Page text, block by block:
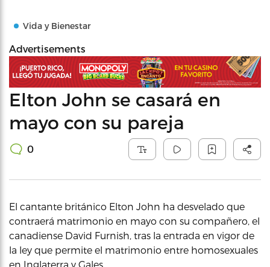
Vida y Bienestar
Advertisements
Elton John se casará en
mayo con su pareja
0
El cantante británico Elton John ha desvelado que
contraerá matrimonio en mayo con su compañero, el
canadiense David Furnish, tras la entrada en vigor de
la ley que permite el matrimonio entre homosexuales
en Inglaterra y Gales.